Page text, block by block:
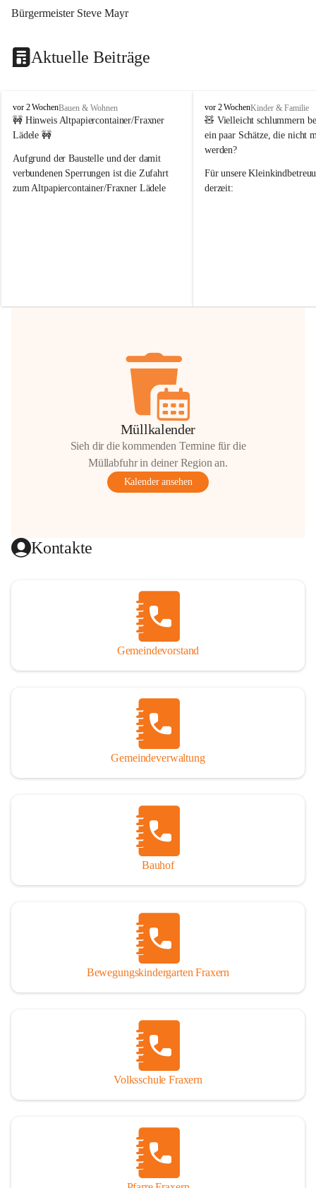
Bürgermeister Steve Mayr
Aktuelle Beiträge
F
r
a
e
r
n
vor 2 WochenBauen & Wohnen
🚧 Hinweis Altpapiercontainer/Fraxner
Lädele 🚧
Aufgrund der Baustelle und der damit
verbundenen Sperrungen ist die Zufahrt
zum Altpapiercontainer/Fraxner Lädele
Hilfsbereitschaft!
F
r
a
x
r
n
vor 2 WochenKinder & Familie
🧸 Vielleicht schlummern
ein paar Schätze, die nicht
werden?
Für unsere
derzeit:
Müllkalender
Sieh dir die kommenden Termine für die
Müllabfuhr in deiner Region an.
Kalender ansehen
Kontakte
Gemeindevorstand
Gemeindeverwaltung
Bauhof
Bewegungskindergarten Fraxern
Volksschule Fraxern